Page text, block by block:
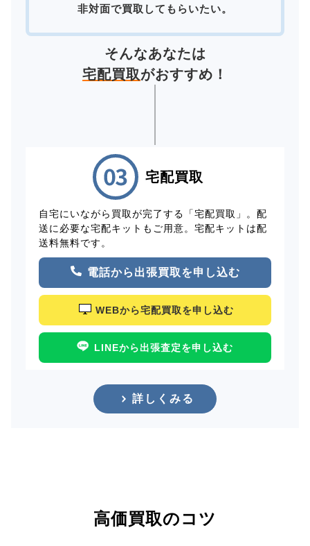
非対面で買取してもらいたい。
そんなあなたは
宅配買取がおすすめ！
宅配買取
自宅にいながら買取が完了する「宅配買取」。配
送に必要な宅配キットもご用意。宅配キットは配
送料無料です。
電話から出張買取を申し込む
WEBから宅配買取を申し込む
LINEから出張査定を申し込む
詳しくみる
高価買取のコツ